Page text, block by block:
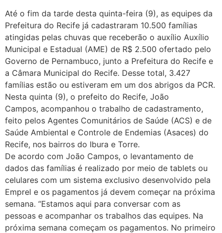
Até o fim da tarde desta quinta-feira (9), as equipes da
Prefeitura do Recife já cadastraram 10.500 famílias
atingidas pelas chuvas que receberão o auxílio Auxílio
Municipal e Estadual (AME) de R$ 2.500 ofertado pelo
Governo de Pernambuco, junto a Prefeitura do Recife e
a Câmara Municipal do Recife. Desse total, 3.427
famílias estão ou estiveram em um dos abrigos da PCR.
Nesta quinta (9), o prefeito do Recife, João
Campos, acompanhou o trabalho de cadastramento,
feito pelos Agentes Comunitários de Saúde (ACS) e de
Saúde Ambiental e Controle de Endemias (Asaces) do
Recife, nos bairros do Ibura e Torre.
De acordo com João Campos, o levantamento de
dados das famílias é realizado por meio de tablets ou
celulares com um sistema exclusivo desenvolvido pela
Emprel e os pagamentos já devem começar na próxima
semana. “Estamos aqui para conversar com as
pessoas e acompanhar os trabalhos das equipes. Na
próxima semana começam os pagamentos. No primeiro